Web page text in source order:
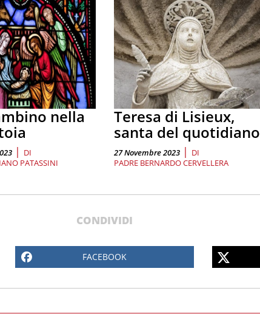
nella
| DI
PATASSINI
Teresa di Lisieux,
santa del quotidiano
27 Novembre 2023 | DI
PADRE BERNARDO CERVELLERA
CONDIVIDI
FACEBOOK